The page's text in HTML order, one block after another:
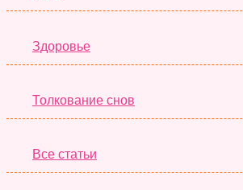
Здоровье
Толкование снов
Все статьи